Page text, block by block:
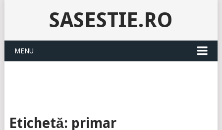
SASESTIE.RO
MENU
Etichetă: primar